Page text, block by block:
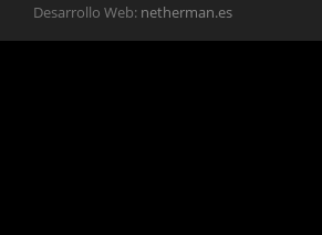
Desarrollo Web: netherman.es